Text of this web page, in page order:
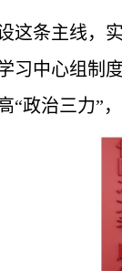
这条主线，
习中心组制
“政治三力”